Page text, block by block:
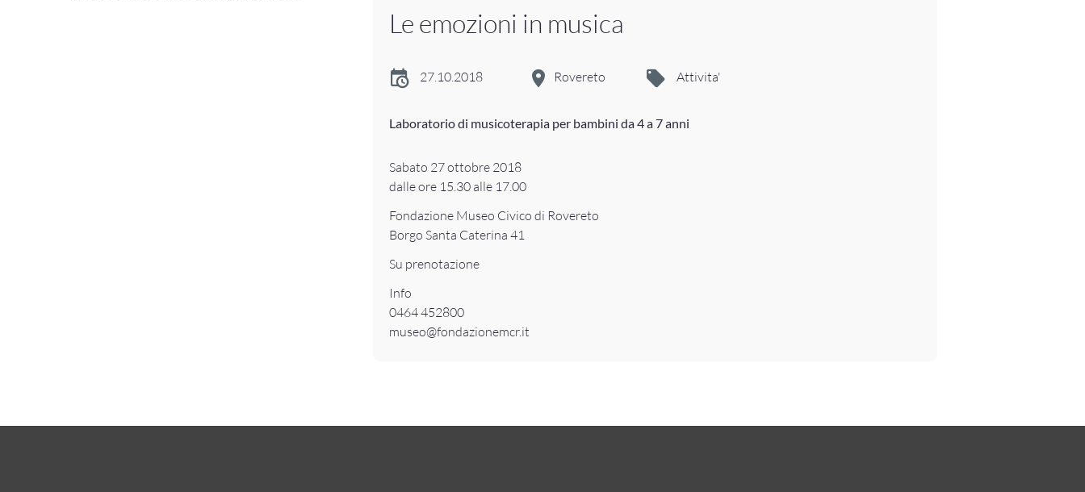
Le emozioni in musica
27.10.2018 Rovereto Attivita'
Laboratorio di musicoterapia per bambini da 4 a 7 anni
Sabato 27 ottobre 2018
dalle ore 15.30 alle 17.00
Fondazione Museo Civico di Rovereto
Borgo Santa Caterina 41
Su prenotazione
Info
0464 452800
museo@fondazionemcr.it